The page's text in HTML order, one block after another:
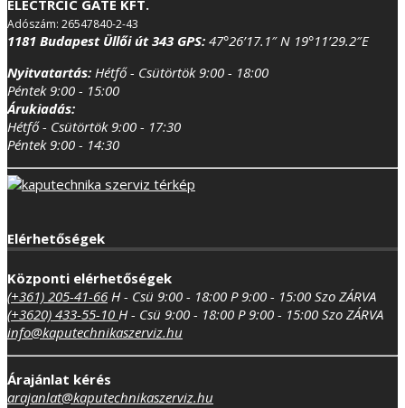
ELECTRCIC GATE KFT.
Adószám: 26547840-2-43
1181 Budapest Üllői út 343 GPS: 47°26’17.1″ N 19°11’29.2″E
Nyitvatartás: Hétfő - Csütörtök 9:00 - 18:00
Péntek 9:00 - 15:00
Árukiadás:
Hétfő - Csütörtök 9:00 - 17:30
Péntek 9:00 - 14:30
Elérhetőségek
Központi elérhetőségek
(+361) 205-41-66 H - Csü 9:00 - 18:00 P 9:00 - 15:00 Szo ZÁRVA
(+3620) 433-55-10 H - Csü 9:00 - 18:00 P 9:00 - 15:00 Szo ZÁRVA
info@kaputechnikaszerviz.hu
Árajánlat kérés
arajanlat@kaputechnikaszerviz.hu